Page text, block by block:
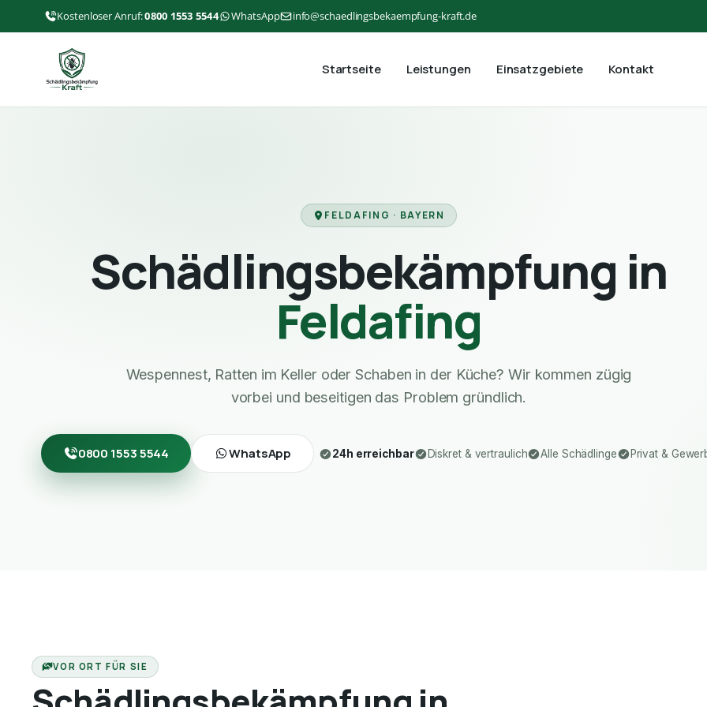
Kostenloser Anruf:0800 1553 5544 WhatsApp info@schaedlingsbekaempfung-kraft.de
Startseite Leistungen Einsatzgebiete Kontakt
FELDAFING · BAYERN
Schädlingsbekämpfung in
Feldafing
Wespennest, Ratten im Keller oder Schaben in der Küche? Wir kommen zügig
vorbei und beseitigen das Problem gründlich.
0800 1553 5544 WhatsApp 24h erreichbar Diskret & vertraulich Alle Schädlinge Privat &
VOR ORT FÜR SIE